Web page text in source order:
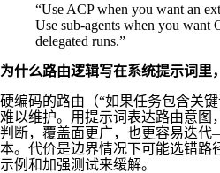
“Use ACP when you want an
Use sub-agents when you want
delegated runs.”
为什么路由逻辑写在系统提示词里
硬编码的路由（“如果任务包含关
难以维护。用提示词表达路由意图
判断，覆盖面更广，也更容易迭
本。代价是边界情况下可能选错路
示例和加强测试来缓解。